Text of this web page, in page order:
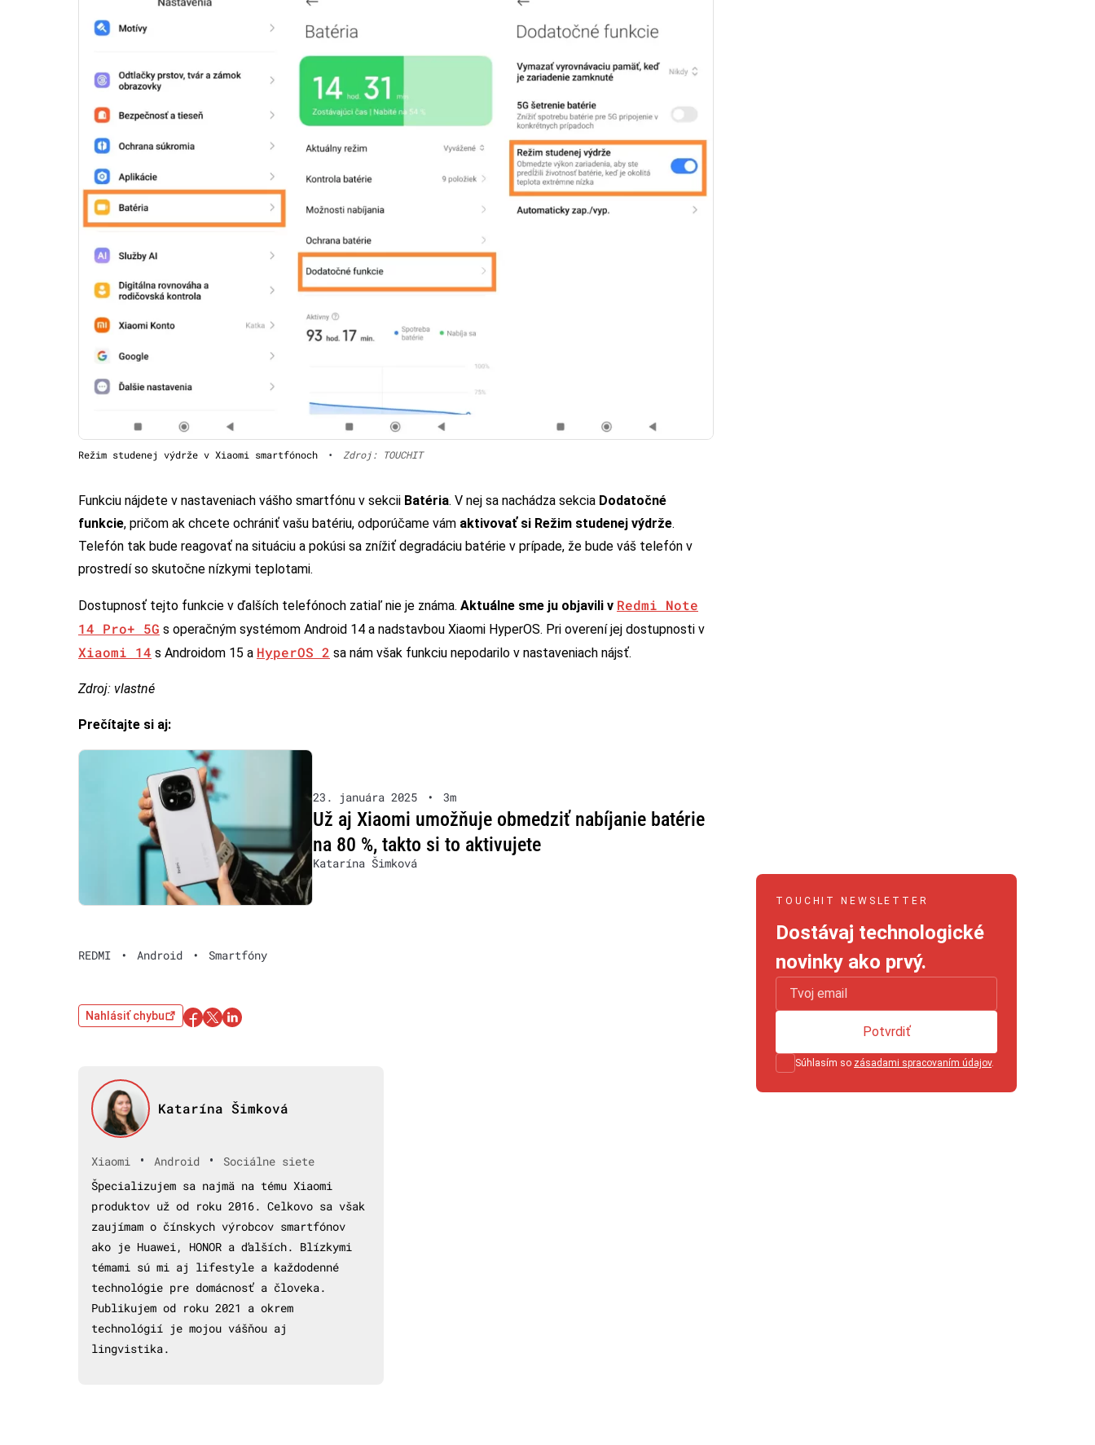
Režim studenej výdrže v Xiaomi smartfónoch • Zdroj: TOUCHIT
Funkciu nájdete v nastaveniach vášho smartfónu v sekcii Batéria. V nej sa nachádza sekcia Dodatočné
funkcie, pričom ak chcete ochrániť vašu batériu, odporúčame vám aktivovať si Režim studenej výdrže.
Telefón tak bude reagovať na situáciu a pokúsi sa znížiť degradáciu batérie v prípade, že bude váš telefón v
prostredí so skutočne nízkymi teplotami.
Dostupnosť tejto funkcie v ďalších telefónoch zatiaľ nie je známa. Aktuálne sme ju objavili v Redmi Note
14 Pro+ 5G s operačným systémom Android 14 a nadstavbou Xiaomi HyperOS. Pri overení jej dostupnosti v
Xiaomi 14 s Androidom 15 a HyperOS 2 sa nám však funkciu nepodarilo v nastaveniach nájsť.
Zdroj: vlastné
Prečítajte si aj:
23. januára 2025 • 3m
Už aj Xiaomi umožňuje obmedziť nabíjanie batérie
na 80 %, takto si to aktivujete
Katarína Šimková
REDMI • Android • Smartfóny
Nahlásiť chybu
Katarína Šimková
Xiaomi • Android •
Sociálne siete
Špecializujem sa najmä na tému Xiaomi
produktov už od roku 2016. Celkovo sa však
zaujímam o čínskych výrobcov smartfónov
ako je Huawei, HONOR a ďalších. Blízkymi
témami sú mi aj lifestyle a každodenné
technológie pre domácnosť a človeka.
Publikujem od roku 2021 a okrem
technológií je mojou vášňou aj
lingvistika.
TOUCHIT NEWSLETTER
Dostávaj technologické
novinky ako prvý.
Súhlasím so zásadami spracovaním údajov.
Potvrdiť